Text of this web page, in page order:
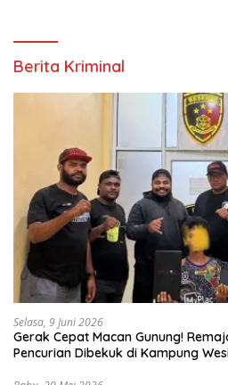
Berita Kriminal
Selasa, 9 Juni 2026
Gerak Cepat Macan Gunung!
Pencurian Dibekuk di Kampung